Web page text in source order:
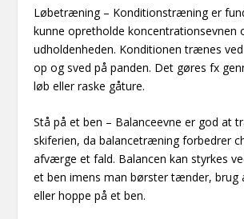
Løbetræning – Konditionstræning er
kunne opretholde koncentrationsevnen
udholdenheden. Konditionen trænes
op og sved på panden. Det gøres fx
løb eller raske gåture.
Stå på et ben – Balanceevne er god at
skiferien, da balancetræning forbedrer
afværge et fald. Balancen kan styrkes
et ben imens man børster tænder,
eller hoppe på et ben.